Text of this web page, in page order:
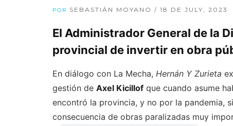
POR SEBASTIÁN MOYANO / 18 DE JULY, 2023
El Administrador General de la
provincial de invertir en obra
En diálogo con La Mecha, Hernán Y Zurieta
gestión de Axel Kicillof que cuando asume
encontró la provincia, y no por la pandemia,
consecuencia de obras paralizadas muy